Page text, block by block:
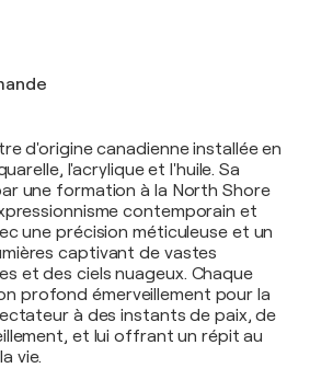
d'origine canadienne installée en
l'acrylique et l'huile. Sa
une formation à la North Shore
contemporain et
une précision méticuleuse et un
captivant de vastes
et des ciels nuageux. Chaque
profond émerveillement pour la
à des instants de paix, de
et lui offrant un répit au
vie.